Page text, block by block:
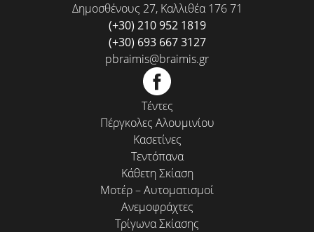
Δημοσθένους 27, Καλλιθέα 176 71
(+30) 210 952 1819
(+30) 693 667 3127
pbraimis@braimis.gr
Τέντες
Πέργκολες Αλουμινίου
Κασετίνες
Τεντόπανα
Κάθετη Σκίαση
Μοτέρ – Αυτοματισμοί
Ανεμοφράχτες
Τρίγωνα Σκίασης